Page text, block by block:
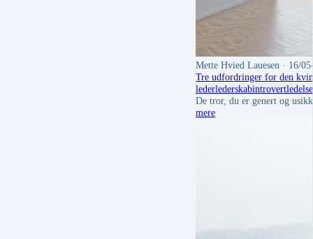
Mette Hvied Lauesen · 16/
Tre udfordringer for den
lederlederskabintrovert
De tror, du er genert og
mere